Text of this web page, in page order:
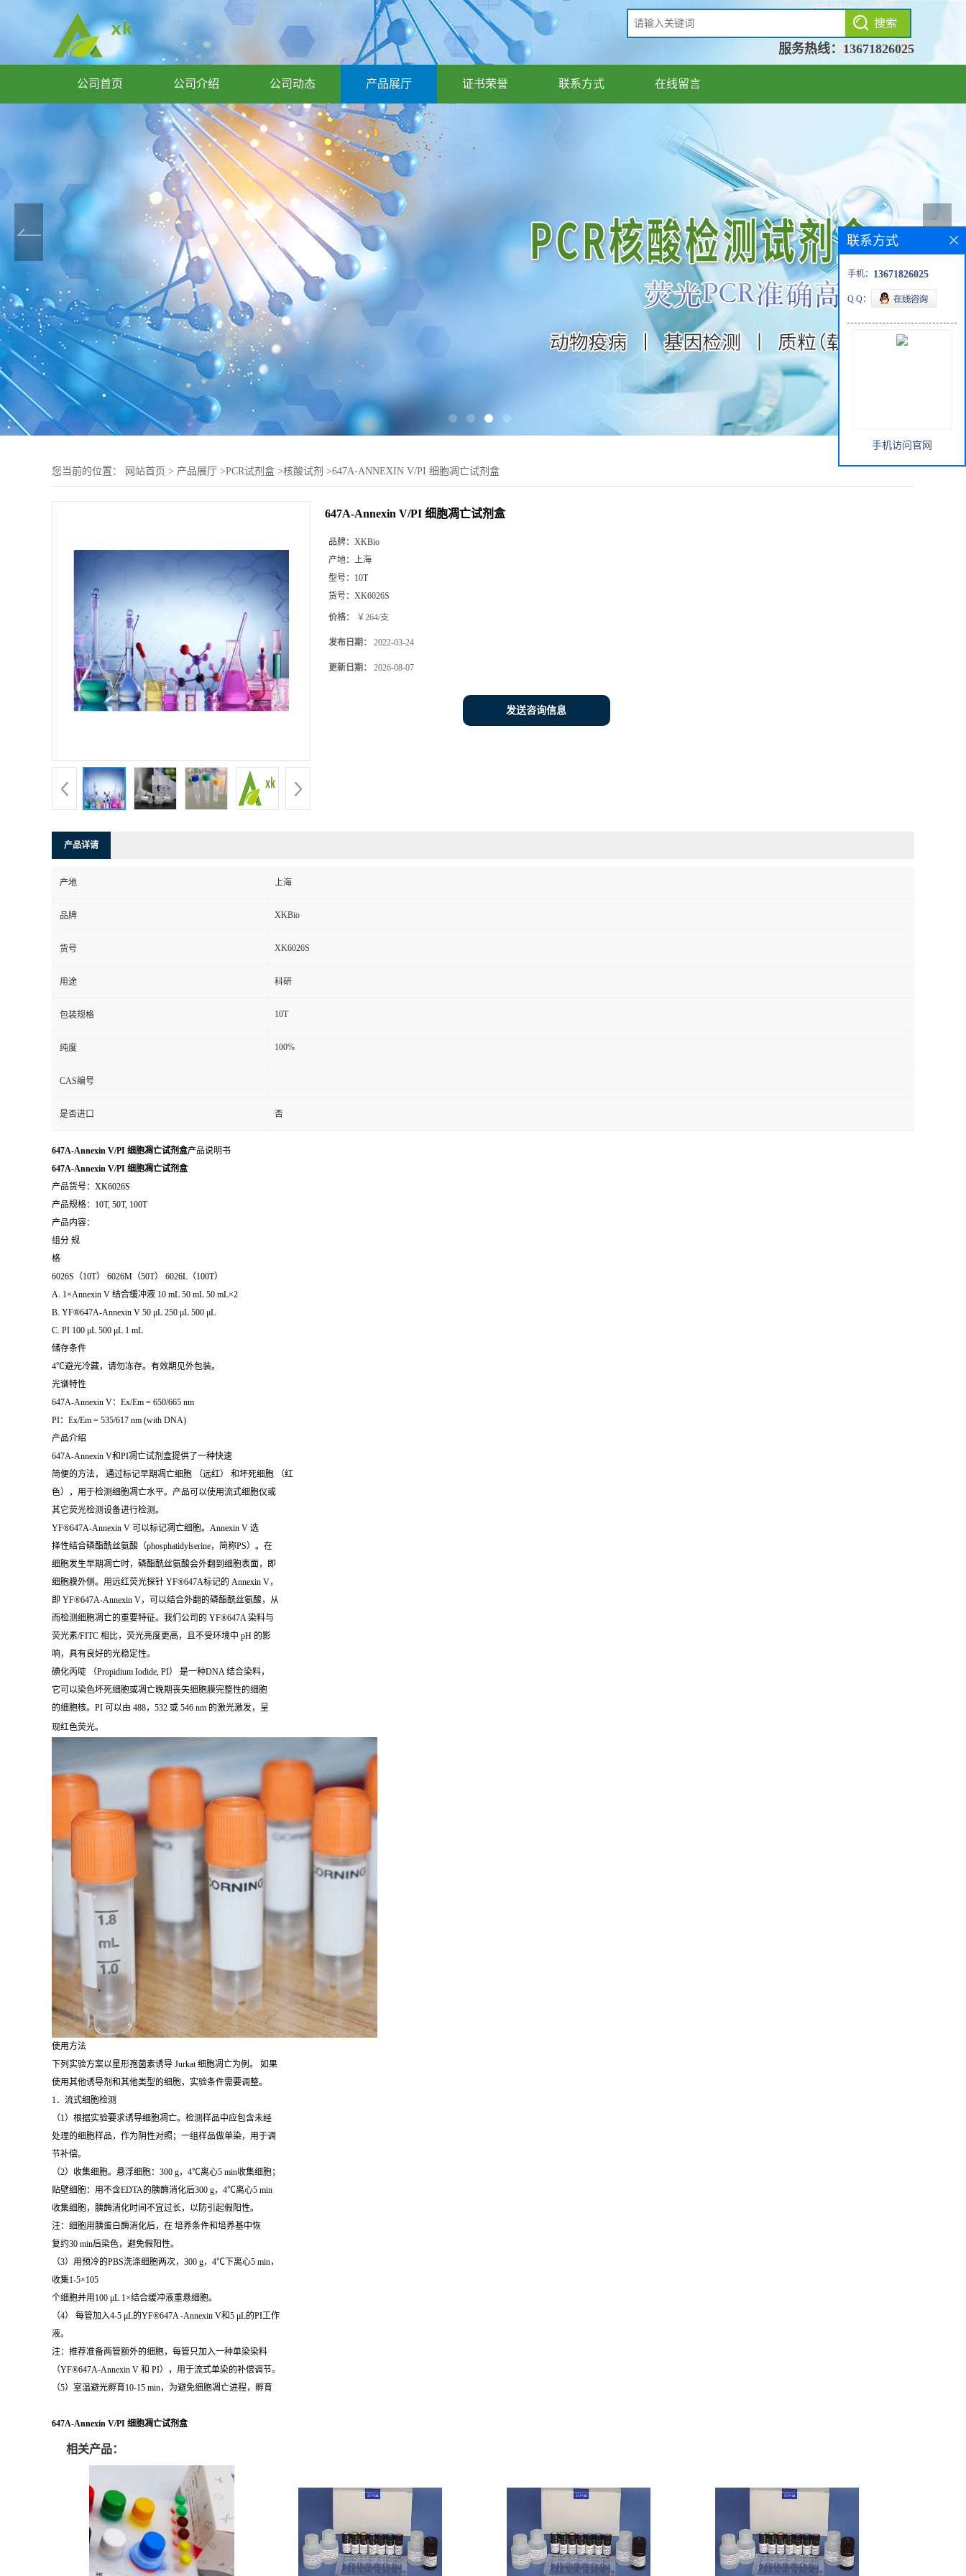
服务热线：13671826025
公司首页 公司介绍 公司动态 产品展厅 证书荣誉 联系方式 在线留言
您当前的位置： 网站首页 > 产品展厅 >PCR试剂盒 >核酸试剂 >647A-ANNEXIN V/PI 细胞凋亡试剂盒
647A-Annexin V/PI 细胞凋亡试剂盒
品牌： XKBio
产地： 上海
型号： 10T
货号： XK6026S
价格： ￥264/支
发布日期： 2022-03-24
更新日期： 2026-08-07
发送咨询信息
产品详请
产地 上海
品牌 XKBio
货号 XK6026S
用途 科研
包装规格 10T
纯度 100%
CAS编号
是否进口 否
647A-Annexin V/PI 细胞凋亡试剂盒产品说明书
647A-Annexin V/PI 细胞凋亡试剂盒
产品货号：XK6026S
产品规格：10T, 50T, 100T
产品内容：
组分 规
格
6026S（10T） 6026M（50T） 6026L（100T）
A. 1×Annexin V 结合缓冲液 10 mL 50 mL 50 mL×2
B. YF®647A-Annexin V 50 μL 250 μL 500 μL
C. PI 100 μL 500 μL 1 mL
储存条件
4℃避光冷藏，请勿冻存。有效期见外包装。
光谱特性
647A-Annexin V：Ex/Em = 650/665 nm
PI：Ex/Em = 535/617 nm (with DNA)
产品介绍
647A-Annexin V和PI凋亡试剂盒提供了一种快速
简便的方法， 通过标记早期凋亡细胞 （远红） 和坏死细胞 （红
色），用于检测细胞凋亡水平。产品可以使用流式细胞仪或
其它荧光检测设备进行检测。
YF®647A-Annexin V 可以标记凋亡细胞。Annexin V 选
择性结合磷酯酰丝氨酸（phosphatidylserine，简称PS）。在
细胞发生早期凋亡时，磷酯酰丝氨酸会外翻到细胞表面，即
细胞膜外侧。用远红荧光探针 YF®647A标记的 Annexin V，
即 YF®647A-Annexin V，可以结合外翻的磷酯酰丝氨酸，从
而检测细胞凋亡的重要特征。我们公司的 YF®647A 染料与
荧光素/FITC 相比，荧光亮度更高，且不受环境中 pH 的影
响，具有良好的光稳定性。
碘化丙啶 （Propidium Iodide, PI） 是一种DNA 结合染料，
它可以染色坏死细胞或凋亡晚期丧失细胞膜完整性的细胞
的细胞核。PI 可以由 488，532 或 546 nm 的激光激发，呈
现红色荧光。
使用方法
下列实验方案以星形孢菌素诱导 Jurkat 细胞凋亡为例。 如果
使用其他诱导剂和其他类型的细胞，实验条件需要调整。
1．流式细胞检测
（1）根据实验要求诱导细胞凋亡。检测样品中应包含未经
处理的细胞样品，作为阴性对照；一组样品做单染，用于调
节补偿。
（2）收集细胞。悬浮细胞：300 g，4℃离心5 min收集细胞；
贴壁细胞：用不含EDTA的胰酶消化后300 g，4℃离心5 min
收集细胞，胰酶消化时间不宜过长，以防引起假阳性。
注：细胞用胰蛋白酶消化后，在 培养条件和培养基中恢
复约30 min后染色，避免假阳性。
（3）用预冷的PBS洗涤细胞两次，300 g，4℃下离心5 min，
收集1-5×105
个细胞并用100 μL 1×结合缓冲液重悬细胞。
（4） 每管加入4-5 μL的YF®647A -Annexin V和5 μL的PI工作
液。
注：推荐准备两管额外的细胞，每管只加入一种单染染料
（YF®647A-Annexin V 和 PI），用于流式单染的补偿调节。
（5）室温避光孵育10-15 min，为避免细胞凋亡进程，孵育
647A-Annexin V/PI 细胞凋亡试剂盒
相关产品：
联系方式
手机： 13671826025
Q Q：
手机访问官网